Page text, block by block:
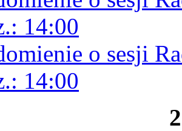
14:00
o sesji
14:00